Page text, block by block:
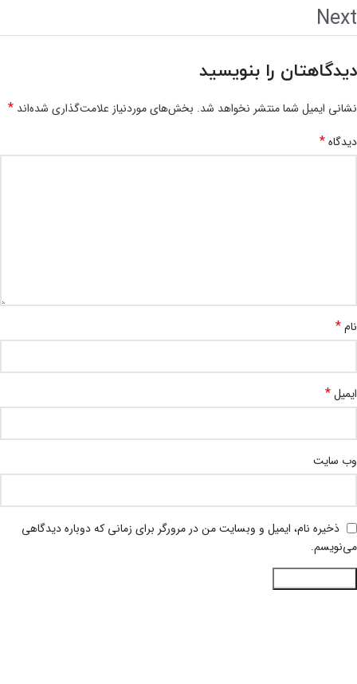
Next
دیدگاهتان را بنویسید
نشانی ایمیل شما منتشر نخواهد شد. بخش‌های موردنیاز علامت‌گذاری شده‌اند *
دیدگاه*
نام*
ایمیل*
وب‌ سایت
ذخیره نام، ایمیل و وبسایت من در مرورگر برای زمانی که دوباره دیدگاهی
می‌نویسم.